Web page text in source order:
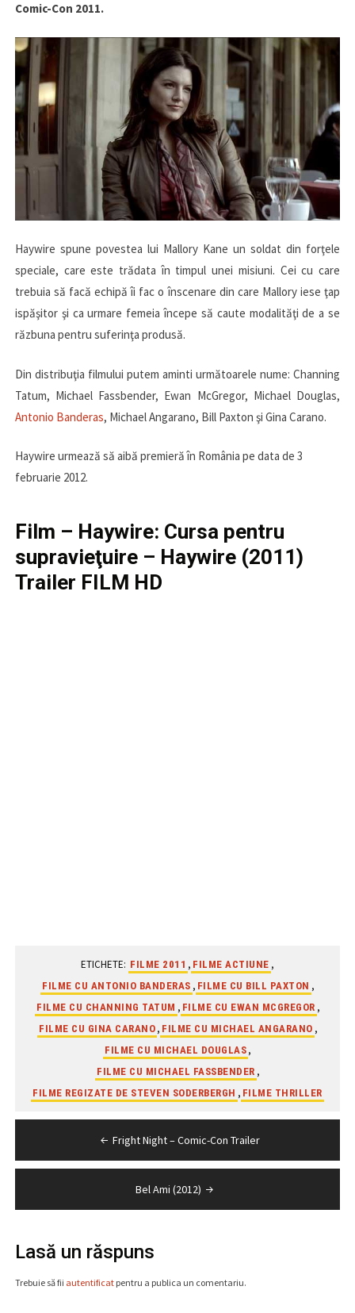
Comic-Con 2011.
Haywire spune povestea lui Mallory Kane un soldat din forţele
speciale, care este trădata în timpul unei misiuni. Cei cu care
trebuia să facă echipă îi fac o înscenare din care Mallory iese ţap
ispăşitor şi ca urmare femeia începe să caute modalităţi de a se
răzbuna pentru suferinţa produsă.
Din distribuţia filmului putem aminti următoarele nume: Channing
Tatum, Michael Fassbender, Ewan McGregor, Michael Douglas,
Antonio Banderas, Michael Angarano, Bill Paxton şi Gina Carano.
Haywire urmează să aibă premieră în România pe data de 3
februarie 2012.
Film – Haywire: Cursa pentru
supravieţuire – Haywire (2011)
Trailer FILM HD
ETICHETE: FILME 2011 , FILME ACTIUNE ,
FILME CU ANTONIO BANDERAS , FILME CU BILL PAXTON ,
FILME CU CHANNING TATUM , FILME CU EWAN MCGREGOR ,
FILME CU GINA CARANO , FILME CU MICHAEL ANGARANO ,
FILME CU MICHAEL DOUGLAS ,
FILME CU MICHAEL FASSBENDER ,
FILME REGIZATE DE STEVEN SODERBERGH , FILME THRILLER
Navigare
în
Fright Night – Comic-Con Trailer
Bel Ami (2012)
Lasă un răspuns
Trebuie să fii autentificatpentru a publica un comentariu.